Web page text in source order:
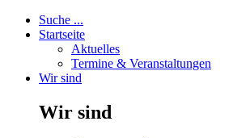
Suche ...
Startseite
Aktuelles
Termine & Veranstaltungen
Wir sind
Wir sind